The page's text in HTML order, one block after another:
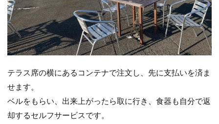
テラス席の横にあるコンテナで注文し、先に支払いを済ま
せます。
ベルをもらい、出来上がったら取に行き、食器も自分で返
却するセルフサービスです。